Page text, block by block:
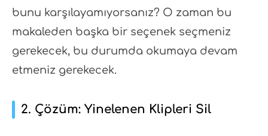
bunu karşılayamıyorsanız? O zaman bu
makaleden başka bir seçenek seçmeniz
gerekecek, bu durumda okumaya devam
etmeniz gerekecek.
2. Çözüm: Yinelenen Klipleri Sil